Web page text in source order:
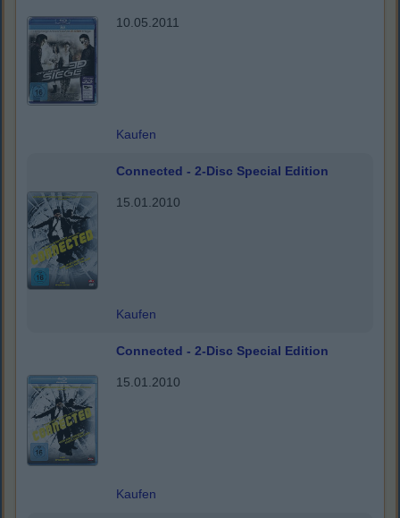
10.05.2011
Kaufen
Connected - 2-Disc Special Edition
15.01.2010
Kaufen
Connected - 2-Disc Special Edition
15.01.2010
Kaufen